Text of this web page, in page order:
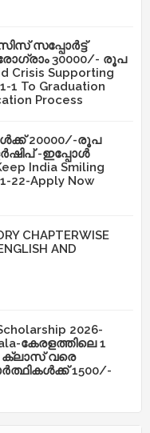
സപ്പോർട്ട്
30000/- രൂപ
Crisis Supporting
1 To Graduation
Process
20000/-രൂപ
-ഇപ്പോൾ
India Smiling
22-Apply Now
CHAPTERWISE
AND
2026-
കേരളത്തിലെ 1
വരെ
1500/-